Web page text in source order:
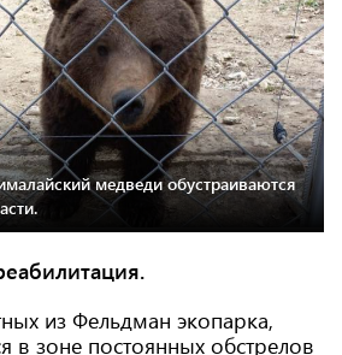
медведи обустраиваются
из Фельдман экопарка,
в зоне постоянных обстрелов